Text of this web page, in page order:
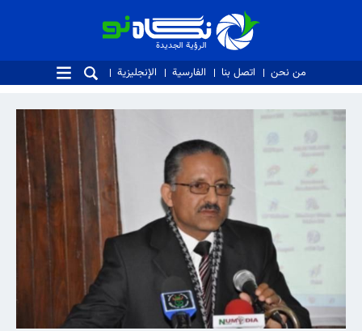
الرؤية الجديدة
الرؤية الجديدة
من نحن اتصل بنا الفارسية الإنجليزية